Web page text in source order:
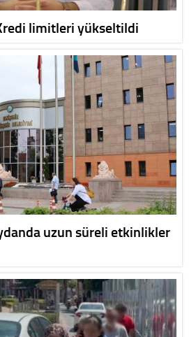
limitleri yükseltildi
uzun süreli etkinlikler